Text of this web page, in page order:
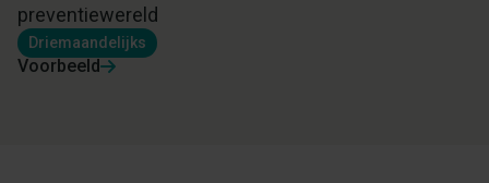
preventiewereld
Driemaandelijks
Voorbeeld